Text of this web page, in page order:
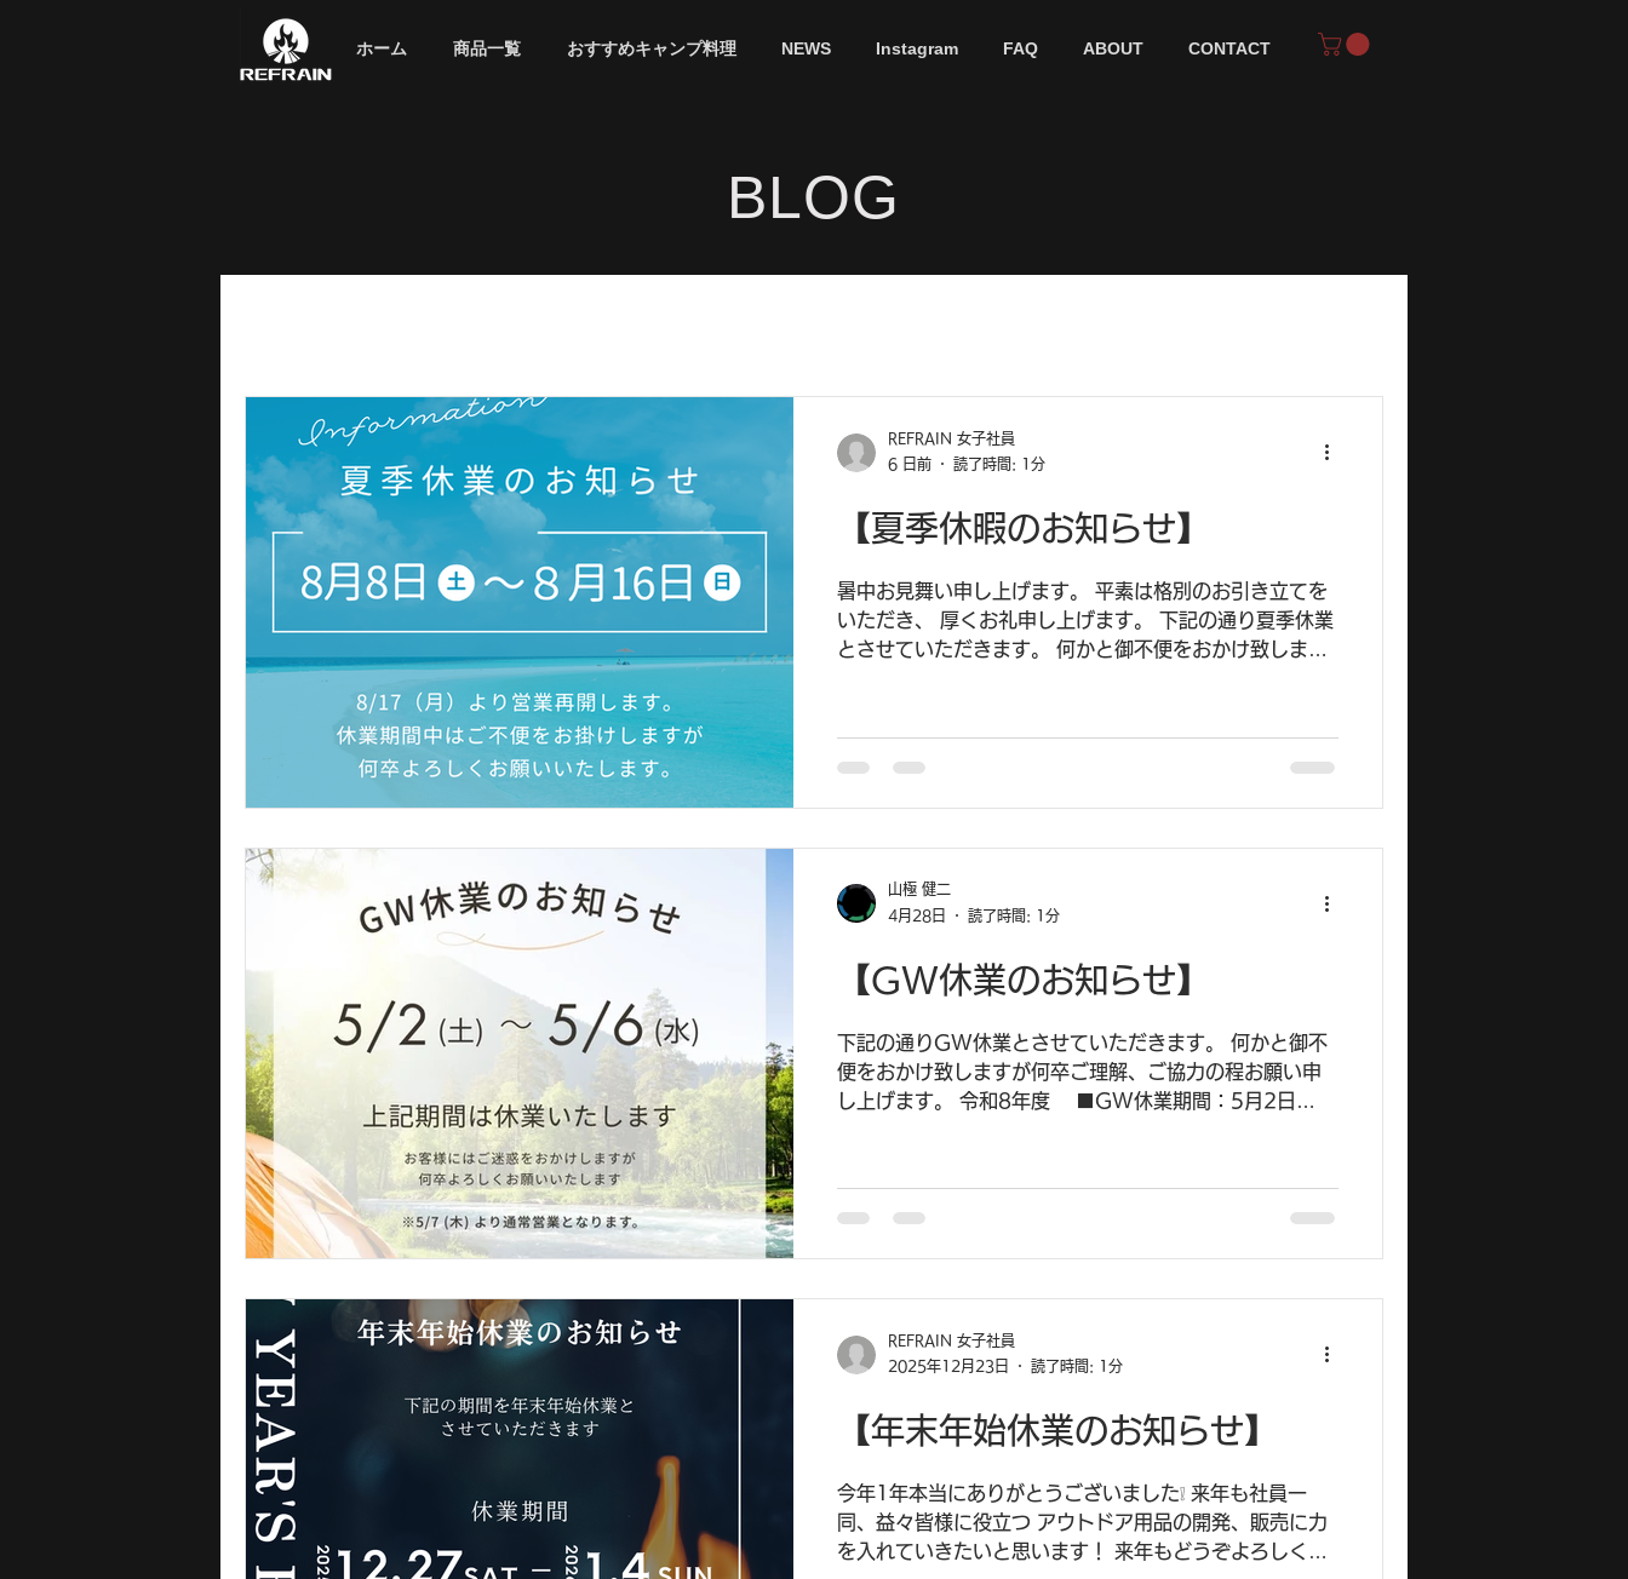
ホーム 商品一覧 おすすめキャンプ料理 NEWS Instagram FAQ ABOUT CONTACT
​BLOG
【夏季休暇のお知らせ】
暑中お見舞い申し上げます。 平素は格別のお引き立てを
いただき、 厚くお礼申し上げます。 下記の通り夏季休業
とさせていただきます。 何かと御不便をおかけ致します
※期間中にいただいたお問い合わせは 8月17日（月）以
降に 順次対応させていただきます。
REFRAIN 女子社員
6 日前
読了時間: 1分
【GW休業のお知らせ】
下記の通りGW休業とさせていただきます。 何かと御不
便をおかけ致しますが何卒ご理解、ご協力の程お願い申
し上げます。 令和8年度 ■GW休業期間：5月2日
山極 健二
4月28日
読了時間: 1分
【年末年始休業のお知らせ】
今年1年本当にありがとうございました❕ 来年も社員一
同、益々皆様に役立つ アウトドア用品の開発、販売に力
を入れていきたいと思います！ 来年もどうぞよろしくお
REFRAIN 女子社員
2025年12月23日
読了時間: 1分